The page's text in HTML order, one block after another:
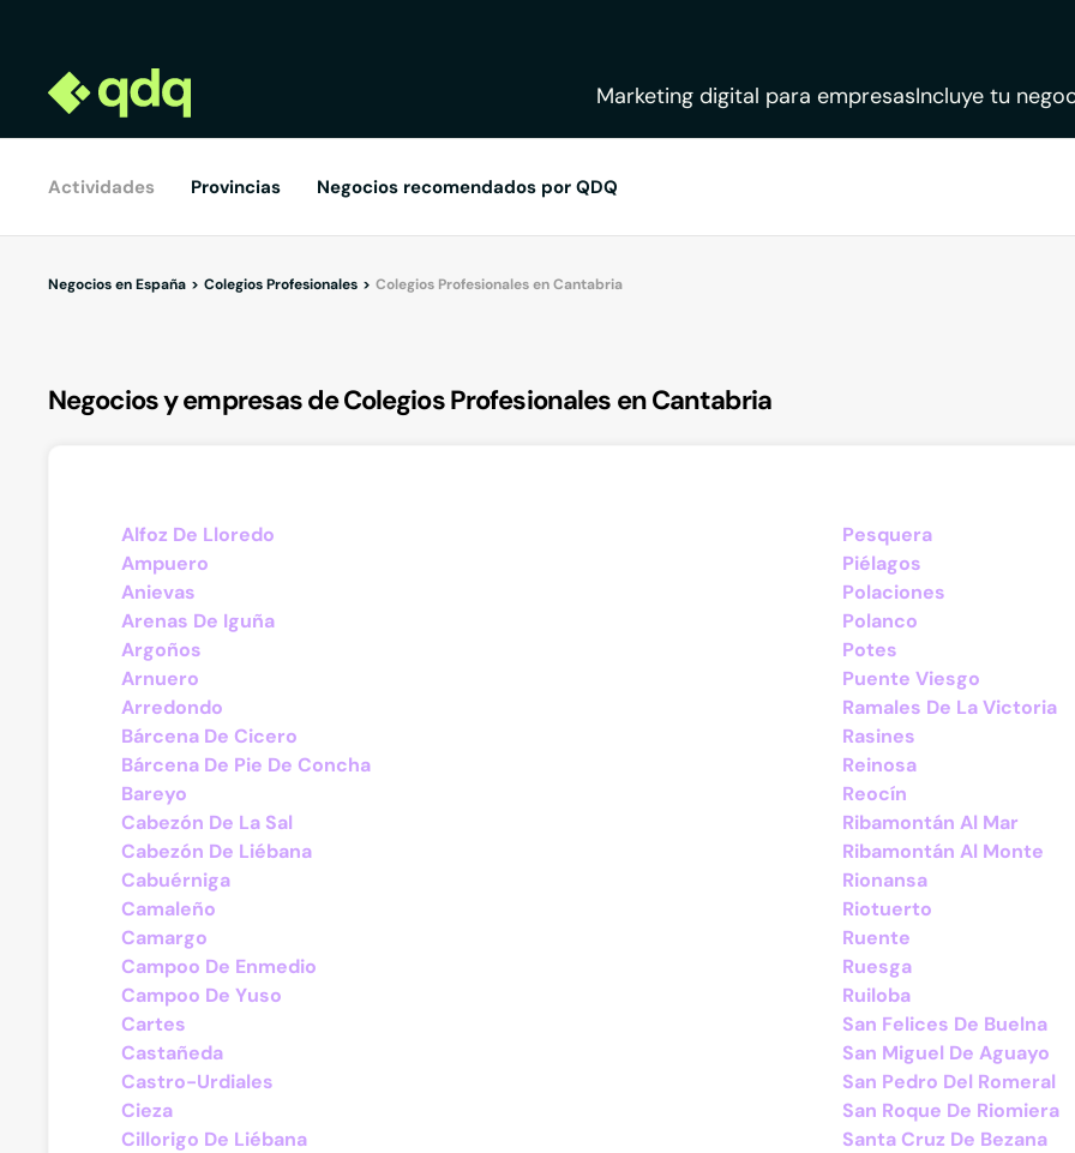
Marketing digital para empresasIncluye tu
Actividades Provincias Negocios recomendados por QDQ
Negocios en España Colegios Profesionales Colegios Profesionales en Cantabria
Negocios y empresas de Colegios Profesionales en Cantabria
Alfoz De Lloredo
Ampuero
Anievas
Arenas De Iguña
Argoños
Arnuero
Arredondo
Bárcena De Cicero
Bárcena De Pie De Concha
Bareyo
Cabezón De La Sal
Cabezón De Liébana
Cabuérniga
Camaleño
Camargo
Campoo De Enmedio
Campoo De Yuso
Cartes
Castañeda
Castro-Urdiales
Cieza
Cillorigo De Liébana
Pesquera
Piélagos
Polaciones
Polanco
Potes
Puente Viesgo
Ramales De La Victoria
Rasines
Reinosa
Reocín
Ribamontán Al Mar
Ribamontán Al Monte
Rionansa
Riotuerto
Ruente
Ruesga
Ruiloba
San Felices De Buelna
San Miguel De Aguayo
San Pedro Del Romeral
San Roque De Riomiera
Santa Cruz De Bezana